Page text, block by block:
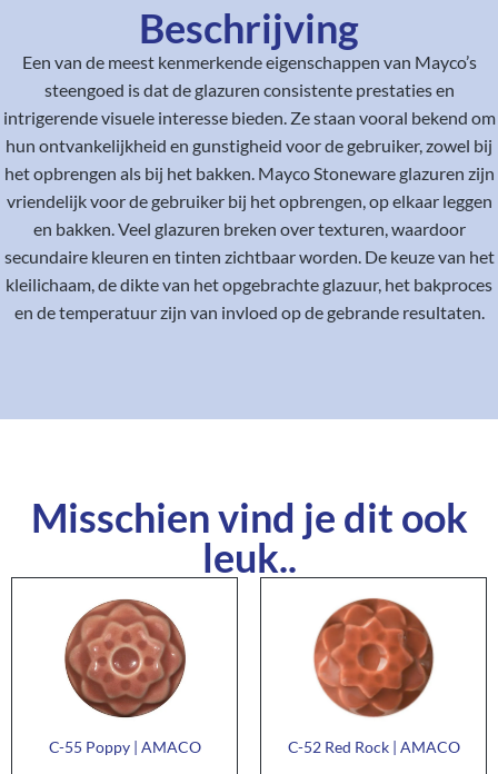
Beschrijving
Een van de meest kenmerkende eigenschappen van Mayco’s
steengoed is dat de glazuren consistente prestaties en
intrigerende visuele interesse bieden. Ze staan vooral bekend om
hun ontvankelijkheid en gunstigheid voor de gebruiker, zowel bij
het opbrengen als bij het bakken. Mayco Stoneware glazuren zijn
vriendelijk voor de gebruiker bij het opbrengen, op elkaar leggen
en bakken. Veel glazuren breken over texturen, waardoor
secundaire kleuren en tinten zichtbaar worden. De keuze van het
kleilichaam, de dikte van het opgebrachte glazuur, het bakproces
en de temperatuur zijn van invloed op de gebrande resultaten.
Misschien vind je dit ook
leuk..
C-55 Poppy | AMACO C-52 Red Rock | AMACO